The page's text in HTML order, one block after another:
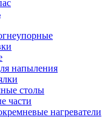
напыления
столы
части
нагреватели